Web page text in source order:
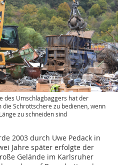
des Umschlagbaggers hat der
Schrottschere zu bedienen, wenn
zu schneiden sind
2003 durch Uwe Pedack in
Jahre später erfolgte der
Gelände im Karlsruher